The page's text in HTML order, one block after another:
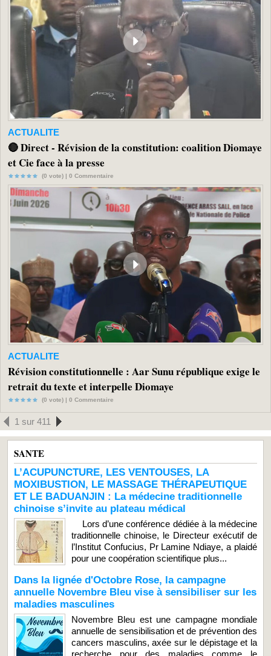
ACTUALITE
🔴 Direct - Révision de la constitution: coalition Diomaye
et Cie face à la presse
(0 vote) | 0 Commentaire
ACTUALITE
Révision constitutionnelle : Aar Sunu république exige le
retrait du texte et interpelle Diomaye
(0 vote) | 0 Commentaire
1 sur 411
SANTE
L’ACUPUNCTURE, LES VENTOUSES, LA
MOXIBUSTION, LE MASSAGE THÉRAPEUTIQUE
ET LE BADUANJIN : La médecine traditionnelle
chinoise s’invite au plateau médical
Lors d’une conférence dédiée à la médecine
traditionnelle chinoise, le Directeur exécutif de
l’Institut Confucius, Pr Lamine Ndiaye, a plaidé
pour une coopération scientifique plus...
Dans la lignée d'Octobre Rose, la campagne
annuelle Novembre Bleu vise à sensibiliser sur les
maladies masculines
Novembre Bleu est une campagne mondiale
annuelle de sensibilisation et de prévention des
cancers masculins, axée sur le dépistage et la
recherche pour des maladies comme le